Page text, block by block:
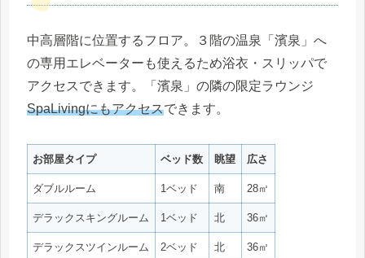
中高層階に位置するフロア。３階の温泉「濱泉」へ
の専用エレベーターも使えるため浴衣・スリッパで
アクセスできます。「濱泉」の隣の限定ラウンジ
SpaLivingにもアクセスできます。
お部屋タイプ ベッド数 眺望 広さ
ダブルルーム 1ベッド 南 28㎡
デラックスキングルーム 1ベッド 北 36㎡
デラックスツインルーム 2ベッド 北 36㎡